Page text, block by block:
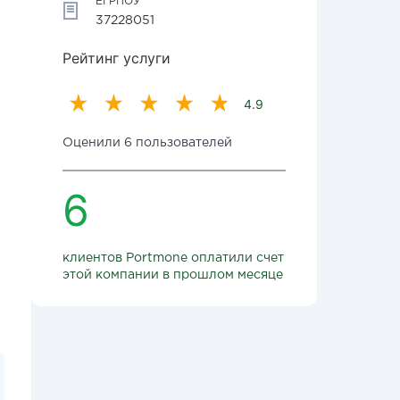
37228051
Рейтинг услуги
4.9
Оценили 6 пользователей
6
клиентов Portmone оплатили счет
этой компании в прошлом месяце